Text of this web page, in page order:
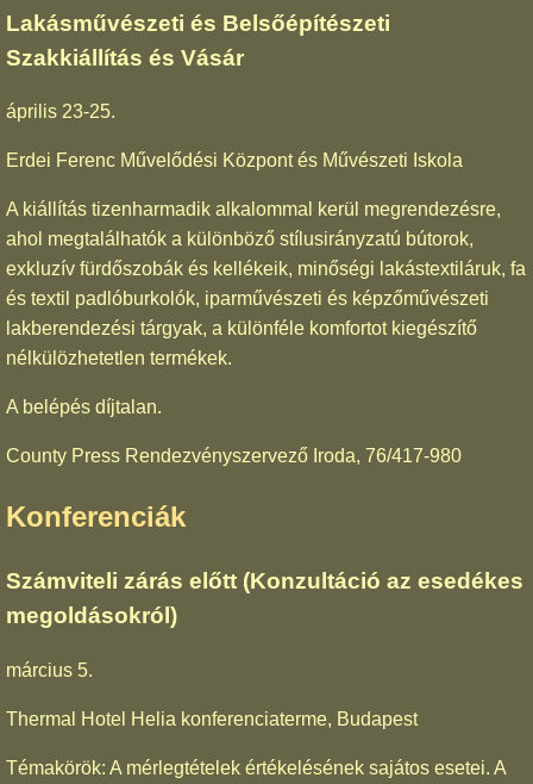
Lakásművészeti és Belsőépítészeti
Szakkiállítás és Vásár
április 23-25.
Erdei Ferenc Művelődési Központ és Művészeti Iskola
A kiállítás tizenharmadik alkalommal kerül megrendezésre,
ahol megtalálhatók a különböző stílusirányzatú bútorok,
exkluzív fürdőszobák és kellékeik, minőségi lakástextiláruk, fa
és textil padlóburkolók, iparművészeti és képzőművészeti
lakberendezési tárgyak, a különféle komfortot kiegészítő
nélkülözhetetlen termékek.
A belépés díjtalan.
County Press Rendezvényszervező Iroda, 76/417-980
Konferenciák
Számviteli zárás előtt (Konzultáció az esedékes
megoldásokról)
március 5.
Thermal Hotel Helia konferenciaterme, Budapest
Témakörök: A mérlegtételek értékelésének sajátos esetei. A